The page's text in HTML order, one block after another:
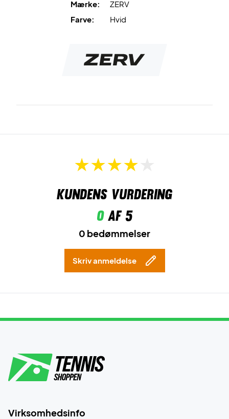
Mærke:
ZERV
Farve:
Hvid
Kundens vurdering
0af 5
0 bedømmelser
Skriv anmeldelse
Virksomhedsinfo